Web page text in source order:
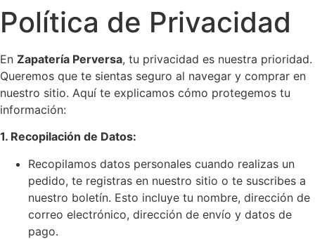
Política de Privacidad
En Zapatería Perversa, tu privacidad es nuestra prioridad.
Queremos que te sientas seguro al navegar y comprar en
nuestro sitio. Aquí te explicamos cómo protegemos tu
información:
1. Recopilación de Datos:
Recopilamos datos personales cuando realizas un
pedido, te registras en nuestro sitio o te suscribes a
nuestro boletín. Esto incluye tu nombre, dirección de
correo electrónico, dirección de envío y datos de
pago.